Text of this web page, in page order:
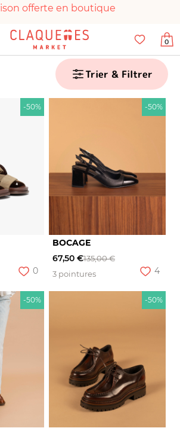
offerte en boutique
100% sécurisé
garanties en parfait état
0
Trier & Filtrer
-50%
0
-50%
BOCAGE
67,50 €135,00 €
3 pointures
4
-50% -50%